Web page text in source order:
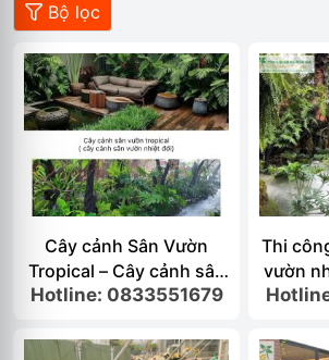
Bộ lọc
Cây cảnh Sân Vườn
Tropical – Cây cảnh sân
vườn nhiệt đới Đà Nẵng
Hotline: 0833551679
Thi
vườn